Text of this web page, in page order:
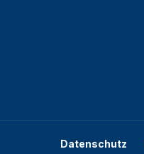
Datenschutz